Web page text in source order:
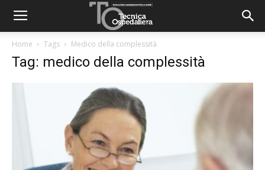
Home Tags Medico della complessità
Tag: medico della complessità